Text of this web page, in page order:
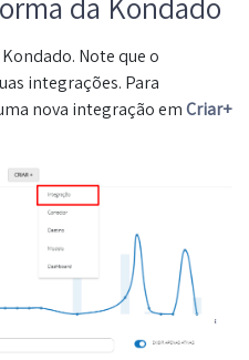
Note que o
integrações. Para
nova integração emCriar+